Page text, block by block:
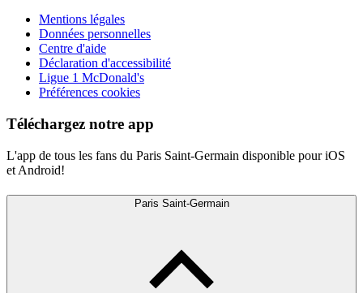
Mentions légales
Données personnelles
Centre d'aide
Déclaration d'accessibilité
Ligue 1 McDonald's
Préférences cookies
Téléchargez notre app
L'app de tous les fans du Paris Saint-Germain disponible pour iOS
et Android!
Paris Saint-Germain